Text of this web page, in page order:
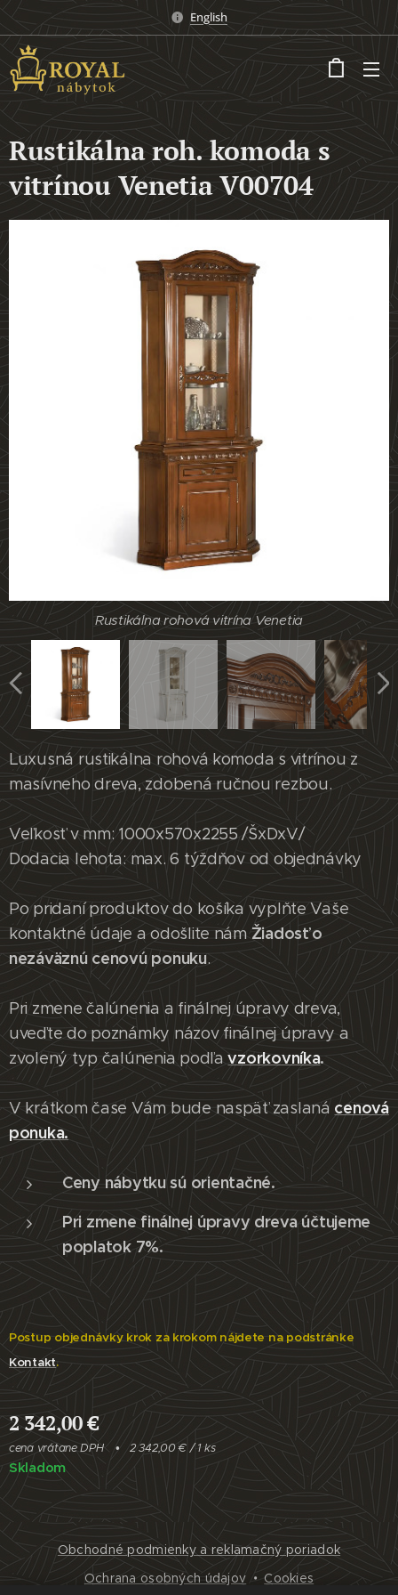
English
Rustikálna roh. komoda s
vitrínou Venetia V00704
Rustikálna rohová vitrína Venetia
Rustikálna rohová vitrína Venetia
Rustikálna rohová vitrína Venetia
Rustikálna rohová vitrína Venetia
Luxusná rustikálna rohová komoda s vitrínou z
masívneho dreva, zdobená ručnou rezbou.
Veľkosť v mm: 1000x570x2255 /ŠxDxV/
Dodacia lehota: max. 6 týždňov od objednávky
Po pridaní produktov do košíka vyplňte Vaše
kontaktné údaje a odošlite námŽiadosť o
nezáväznú cenovú ponuku.
Pri zmene čalúnenia a finálnej úpravy dreva,
uveďte do poznámky názov finálnej úpravy a
zvolený typ čalúnenia podľavzorkovníka.
V krátkom čase Vám bude naspäť zaslaná cenová
ponuka.
Ceny nábytku sú orientačné.
Pri zmene finálnej úpravy dreva účtujeme
poplatok 7%.
Postup objednávky krok za krokom nájdete na podstránke
Kontakt.
2 342,00€
cena vrátane DPH 2 342,00 € / 1 ks
Skladom
Obchodné podmienky a reklamačný poriadok
Ochrana osobných údajov
Cookies